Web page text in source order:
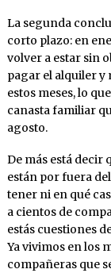
La segunda
corto plazo: en
volver a estar sin
pagar el alquiler y
estos meses, lo
canasta familiar
agosto.
De más está decir
están por fuera
tener ni en qué
a cientos de
estás cuestiones
Ya vivimos en los
compañeras que